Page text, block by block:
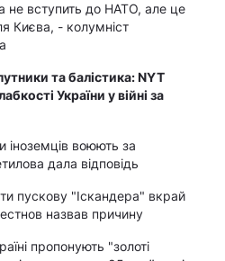
не вступить до НАТО, але це
Києва, - колумніст
та балістика: NYT
України у війні за
іноземців воюють за
дала відповідь
пускову "Іскандера" вкрай
назвав причину
пропонують "золоті